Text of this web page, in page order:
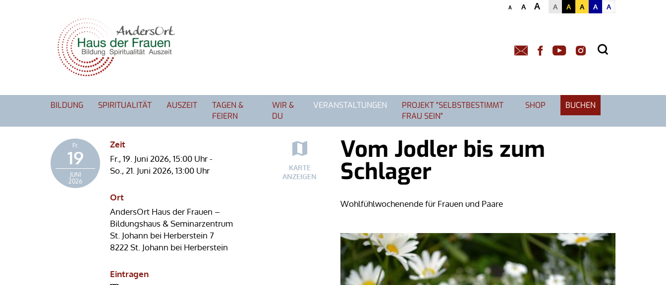
A A A A A A A A
BILDUNG SPIRITUALITÄT AUSZEIT
TAGEN &
FEIERN
WIR &
DU
VERANSTALTUNGEN
PROJEKT "SELBSTBESTIMMT
FRAU SEIN"
SHOP BUCHEN
Fr.
19
JUNI
2026
Zeit
Fr., 19. Juni 2026, 15:00 Uhr-
So., 21. Juni 2026, 13:00 Uhr
Ort
AndersOrt Haus der Frauen –
Bildungshaus & Seminarzentrum
St. Johann bei Herberstein 7
8222 St. Johann bei Herberstein
Eintragen
KARTE
ANZEIGEN
Vom Jodler bis zum
Schlager
Wohlfühlwochenende für Frauen und Paare